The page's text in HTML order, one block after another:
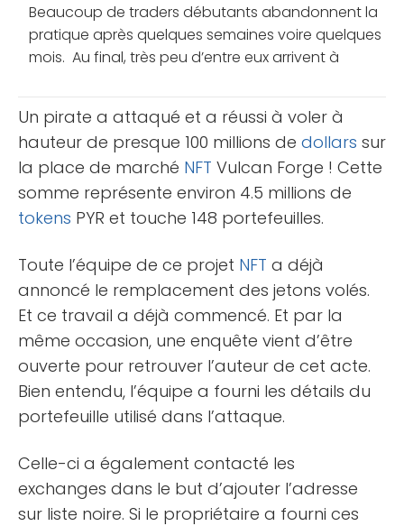
Beaucoup de traders débutants abandonnent la
pratique après quelques semaines voire quelques
mois. Au final, très peu d’entre eux arrivent à
Un pirate a attaqué et a réussi à voler à
hauteur de presque 100 millions de dollars sur
la place de marché NFT Vulcan Forge ! Cette
somme représente environ 4.5 millions de
tokens PYR et touche 148 portefeuilles.
Toute l’équipe de ce projet NFT a déjà
annoncé le remplacement des jetons volés.
Et ce travail a déjà commencé. Et par la
même occasion, une enquête vient d’être
ouverte pour retrouver l’auteur de cet acte.
Bien entendu, l’équipe a fourni les détails du
portefeuille utilisé dans l’attaque.
Celle-ci a également contacté les
exchanges dans le but d’ajouter l’adresse
sur liste noire. Si le propriétaire a fourni ces